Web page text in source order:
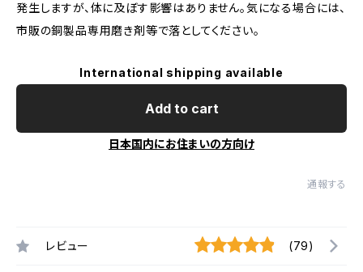
発生しますが、体に及ぼす影響はありません。気になる場合には、
市販の銅製品専用磨き剤等で落としてください。
International shipping available
Add to cart
日本国内にお住まいの方向け
通報する
レビュー (79)